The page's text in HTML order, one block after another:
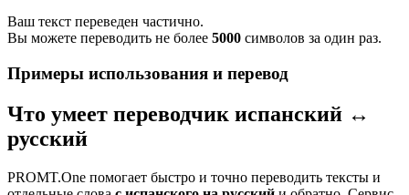
Ваш текст переведен частично.
Вы можете переводить не более 5000 символов за один раз.
Примеры использования и перевод
Что умеет переводчик испанский ↔
русский
PROMT.One помогает быстро и точно переводить тексты и